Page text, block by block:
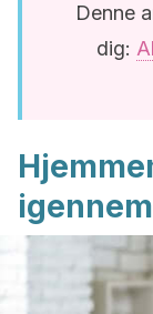
Denne
dig: